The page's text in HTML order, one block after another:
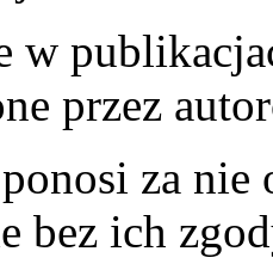
w
przez
za
bez ich